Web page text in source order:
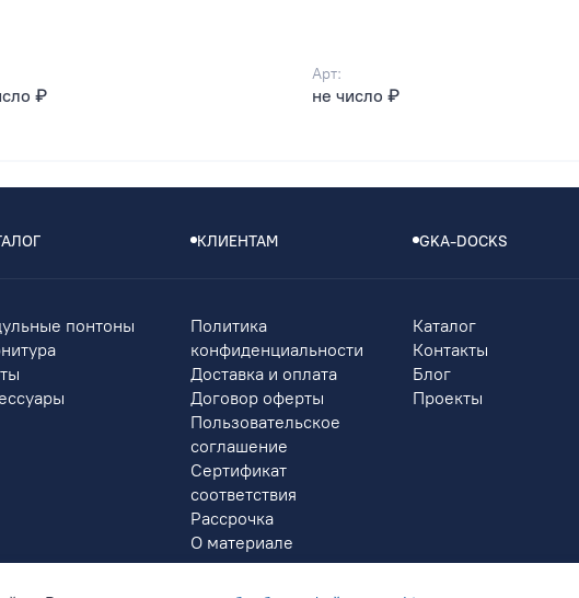
₽
Арт:
не число ₽
КЛИЕНТАМ GKA-DOCKS
понтоны
Политика
конфиденциальности
Доставка и оплата
Договор оферты
Пользовательское
соглашение
Сертификат
соответствия
Рассрочка
О материале
Каталог
Контакты
Блог
Проекты